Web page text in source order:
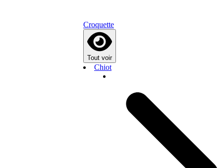
Croquette
Tout voir
Chiot